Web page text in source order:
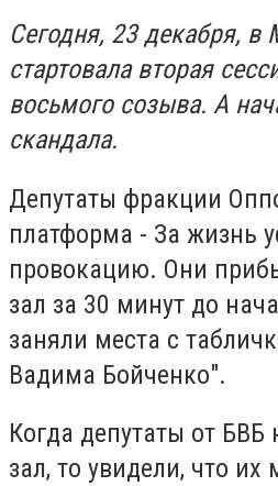
Сегодня, 23 декабря, в
стартовала вторая
восьмого созыва. А
скандала.
Депутаты фракции
платформа - За жизнь
провокацию. Они
зал за 30 минут до
заняли места с
Вадима Бойченко".
Когда депутаты от БВБ
зал, то увидели, что